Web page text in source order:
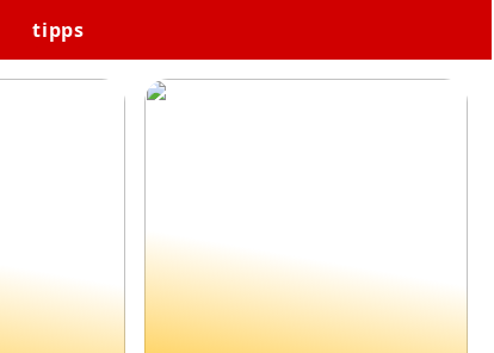
tipps